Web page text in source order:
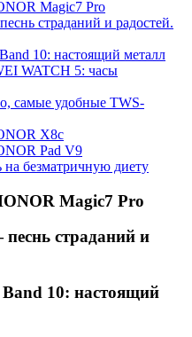
Magic7 Pro
страданий и радостей.
10: настоящий металл
WATCH 5: часы
самые удобные TWS-
X8c
Pad V9
безматричную диету
Magic7 Pro
страданий и
10: настоящий